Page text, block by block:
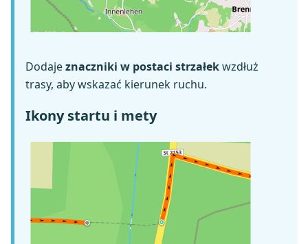
Dodajeznaczniki w postaci strzałekwzdłuż
trasy, aby wskazać kierunek ruchu.
Ikony startu i mety